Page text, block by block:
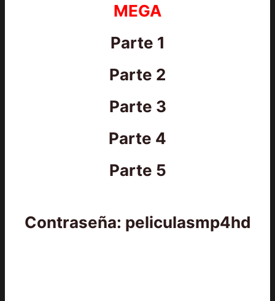
MEGA
Parte 1
Parte 2
Parte 3
Parte 4
Parte 5
Contraseña: peliculasmp4hd